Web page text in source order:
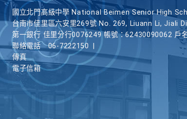
國立北門高級中學 National Beimen Senior High
台南市佳里區六安里269號 No. 269, Liuann Li, Jiali
第一銀行 佳里分行0076249 帳號：62430090062 戶
聯絡電話
06-7222150
傳真
電子信箱